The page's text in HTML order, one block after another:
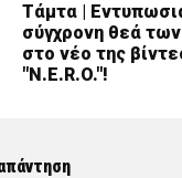
Τάμτα |
σύγχρονη θεά
στο νέο της
"N.E.R.O."!